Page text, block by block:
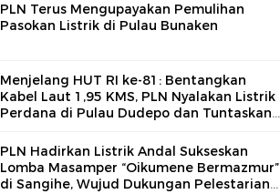
PLN Terus Mengupayakan Pemulihan
Pasokan Listrik di Pulau Bunaken
Menjelang HUT RI ke-81: Bentangkan
Kabel Laut 1,95 KMS, PLN Nyalakan Listrik
Perdana di Pulau Dudepo dan Tuntaskan
Gorontalo
PLN Hadirkan Listrik Andal Sukseskan
Lomba Masamper “Oikumene Bermazmur”
di Sangihe, Wujud Dukungan Pelestarian